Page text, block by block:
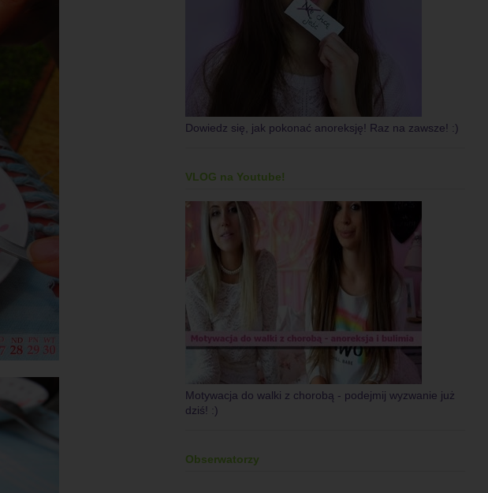
Dowiedz się, jak pokonać anoreksję! Raz na zawsze! :)
VLOG na Youtube!
Motywacja do walki z chorobą - podejmij wyzwanie już
dziś! :)
Obserwatorzy